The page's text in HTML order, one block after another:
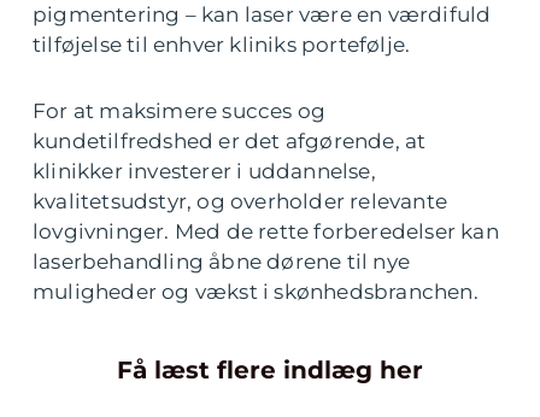
pigmentering – kan laser være en værdifuld
tilføjelse til enhver kliniks portefølje.
For at maksimere succes og
kundetilfredshed er det afgørende, at
klinikker investerer i uddannelse,
kvalitetsudstyr, og overholder relevante
lovgivninger. Med de rette forberedelser kan
laserbehandling åbne dørene til nye
muligheder og vækst i skønhedsbranchen.
Få læst flere indlæg her